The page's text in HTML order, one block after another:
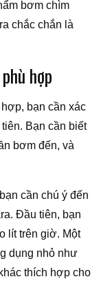
bơm chìm
chắc chắn là
hợp
bạn cần xác
Bạn cần biết
bơm đến, và
cần chú ý đến
Đầu tiên, bạn
lít trên giờ. Một
dụng nhỏ như
thích hợp cho